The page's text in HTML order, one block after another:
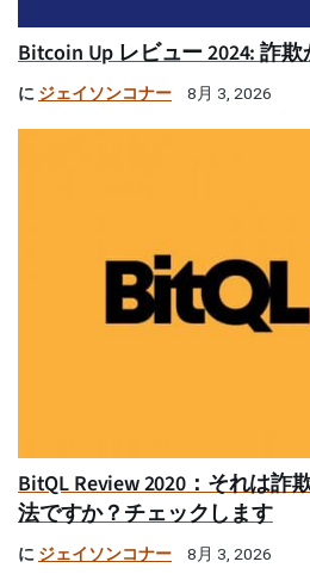
Bitcoin Up レビュー 2024: 詐
に ジェイソンコナー 8月 3, 2026
BitQL Review 2020：それは詐
法ですか？チェックします
に ジェイソンコナー 8月 3, 2026